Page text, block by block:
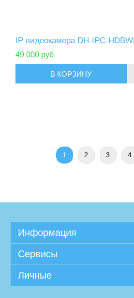
IP видеокамера DH-IPC-
49 000 руб
1 2 3 4
Информация
Сервисы
Личные